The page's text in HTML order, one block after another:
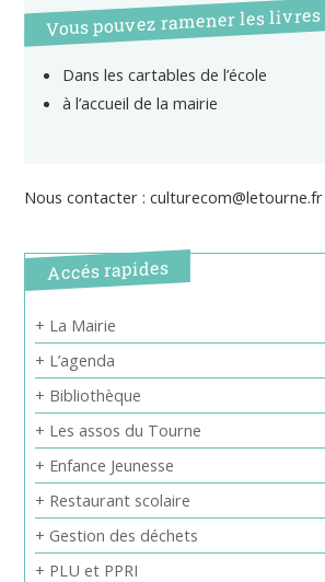
Vous pouvez ramener les livres
Dans les cartables de l’école
à l’accueil de la mairie
Nous contacter : culturecom@letourne.fr
Accés rapides
+ La Mairie
+ L’agenda
+ Bibliothèque
+ Les assos du Tourne
+ Enfance Jeunesse
+ Restaurant scolaire
+ Gestion des déchets
+ PLU et PPRI